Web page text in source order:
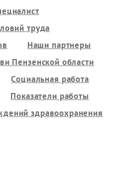
труда
Наши партнеры
Пензенской области
Социальная работа
Показатели работы
здравоохранения